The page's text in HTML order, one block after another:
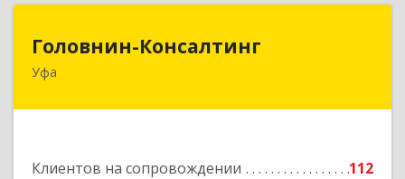
Головнин-Консалтинг
Уфа
Клиентов на сопровождении
112
450006, Башкортостан Респ, Уфа г, Ленина ул,